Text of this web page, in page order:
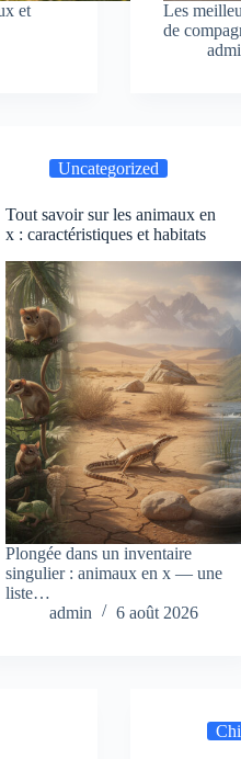
et
Les
de
Uncategorized
Tout savoir sur les animaux en
x : caractéristiques et habitats
Plongée dans un inventaire
singulier : animaux en x — une
liste…
admin
6 août 2026